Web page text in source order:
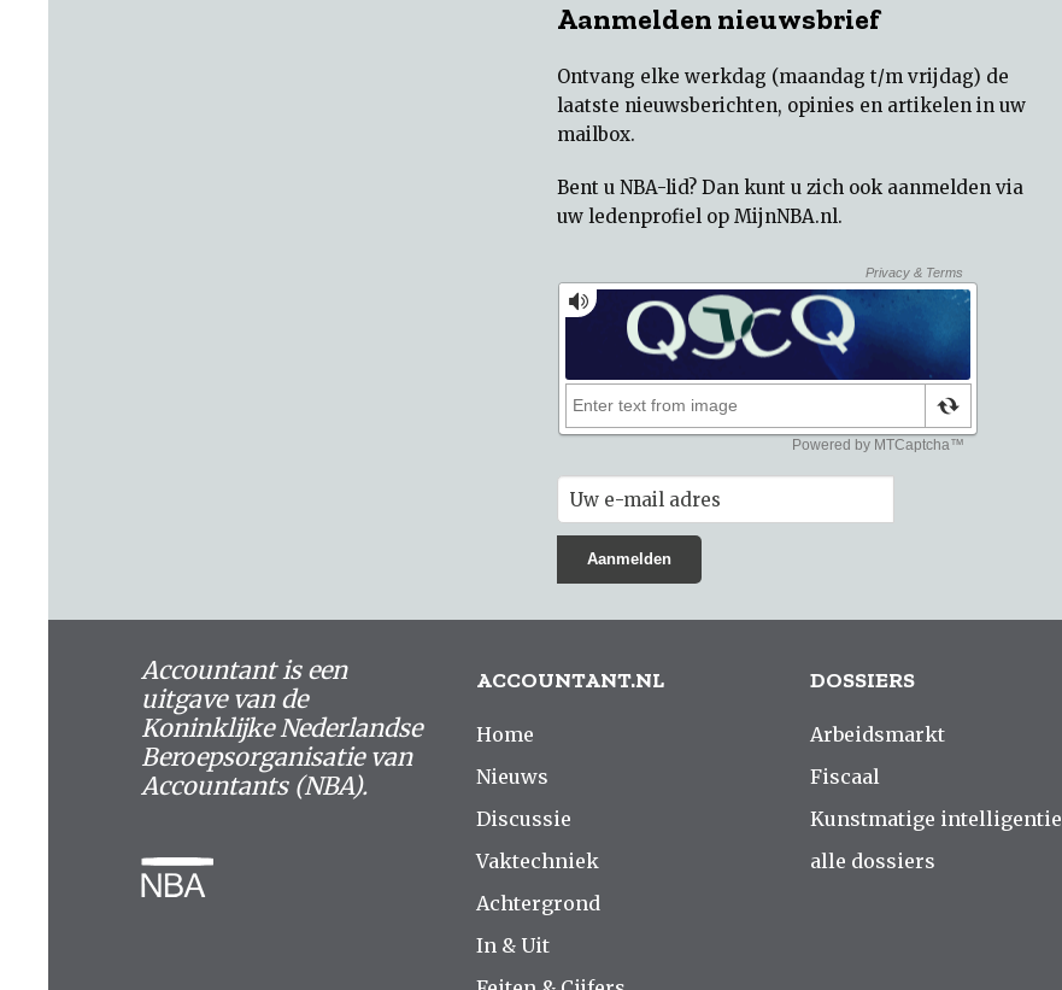
Aanmelden nieuwsbrief
Ontvang elke werkdag (maandag t/m vrijdag) de
laatste nieuwsberichten, opinies en artikelen in uw
mailbox.
Bent u NBA-lid? Dan kunt u zich ook aanmelden via
uw ledenprofiel op MijnNBA.nl.
Accountant is een
uitgave van de
Koninklijke Nederlandse
Beroepsorganisatie van
Accountants (NBA).
ACCOUNTANT.NL
Home
Nieuws
Discussie
Vaktechniek
Achtergrond
In & Uit
DOSSIERS
Arbeidsmarkt
Fiscaal
Kunstmatige intelligentie
alle dossiers